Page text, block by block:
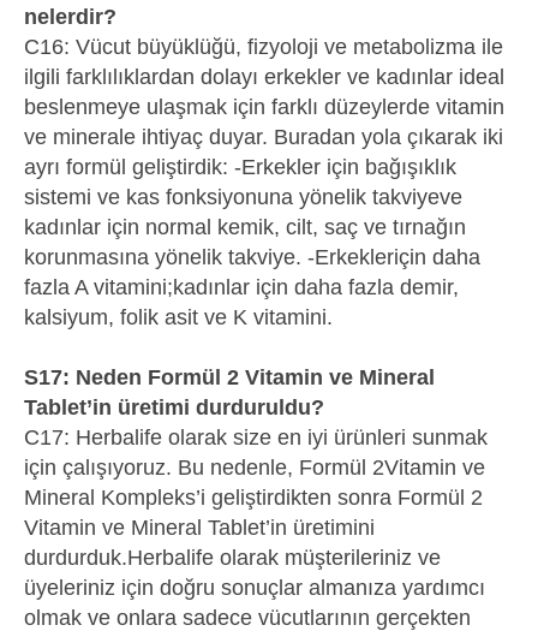
nelerdir?
C16: Vücut büyüklüğü, fizyoloji ve metabolizma ile
ilgili farklılıklardan dolayı erkekler ve kadınlar ideal
beslenmeye ulaşmak için farklı düzeylerde vitamin
ve minerale ihtiyaç duyar. Buradan yola çıkarak iki
ayrı formül geliştirdik: -Erkekler için bağışıklık
sistemi ve kas fonksiyonuna yönelik takviyeve
kadınlar için normal kemik, cilt, saç ve tırnağın
korunmasına yönelik takviye. -Erkekleriçin daha
fazla A vitamini;kadınlar için daha fazla demir,
kalsiyum, folik asit ve K vitamini.
S17: Neden Formül 2 Vitamin ve Mineral
Tablet’in üretimi durduruldu?
C17: Herbalife olarak size en iyi ürünleri sunmak
için çalışıyoruz. Bu nedenle, Formül 2Vitamin ve
Mineral Kompleks’i geliştirdikten sonra Formül 2
Vitamin ve Mineral Tablet’in üretimini
durdurduk.Herbalife olarak müşterileriniz ve
üyeleriniz için doğru sonuçlar almanıza yardımcı
olmak ve onlara sadece vücutlarının gerçekten